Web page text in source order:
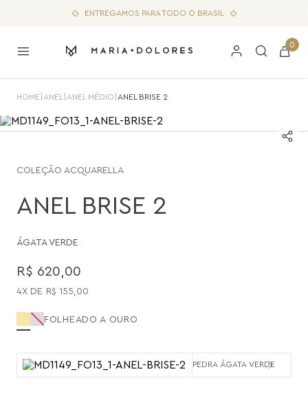
ENTREGAMOS PARA TODO O BRASIL
0
HOME ANEL ANEL MÉDIO ANEL BRISE 2
COLEÇÃO ACQUARELLA
ANEL BRISE 2
ÁGATA VERDE
R$ 620 00
4 R$ 155 00
FOLHEADO A OURO
PEDRA ÁGATA VERDE